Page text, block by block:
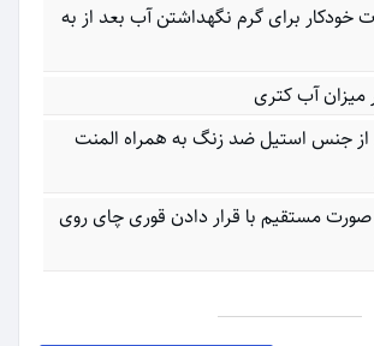
خودکار برای گرم نگهداشتن آب بعد از به
میزان آب کتری
از جنس استیل ضد زنگ به همراه المنت
مستقیم با قرار دادن قوری چای روی